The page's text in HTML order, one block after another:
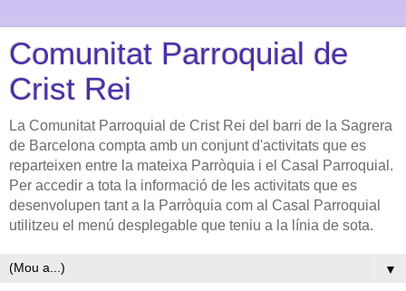
Comunitat Parroquial de
Crist Rei
La Comunitat Parroquial de Crist Rei del barri de la Sagrera
de Barcelona compta amb un conjunt d'activitats que es
reparteixen entre la mateixa Parròquia i el Casal Parroquial.
Per accedir a tota la informació de les activitats que es
desenvolupen tant a la Parròquia com al Casal Parroquial
utilitzeu el menú desplegable que teniu a la línia de sota.
▼